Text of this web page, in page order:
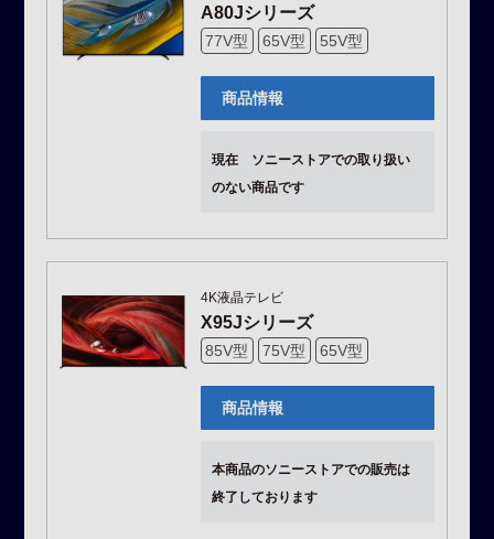
A80Jシリーズ
77V型 65V型 55V型
商品情報
現在 ソニーストアでの取り扱い
のない商品です
4K液晶テレビ
X95Jシリーズ
85V型 75V型 65V型
商品情報
本商品のソニーストアでの販売は
終了しております